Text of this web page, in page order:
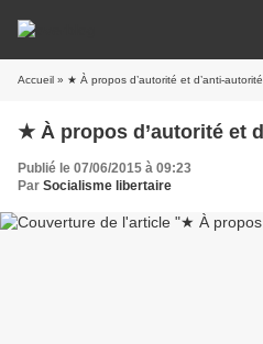
Accueil » ★ À propos d’autorité et d’anti-autorité
★ À propos d’autorité et
Publié le 07/06/2015 à 09:23
Par Socialisme libertaire